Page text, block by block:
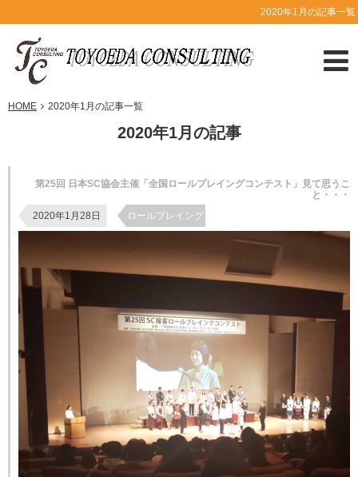
2020年1月の記事一覧
HOME 2020年1月の記事一覧
2020年1月の記事
第25回 日本SC協会主催「全国ロールプレイングコンテスト」見て思うこ
と・・・
2020年1月28日
ロールプレイング